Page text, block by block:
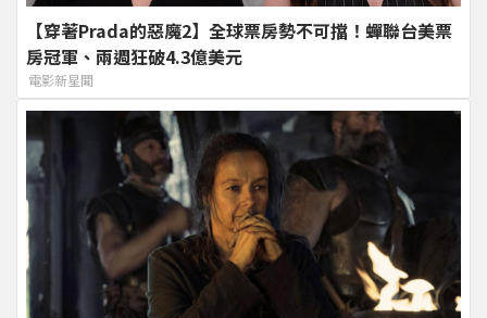
【穿著Prada的惡魔2】全球票房勢不可擋！蟬聯台美票
房冠軍、兩週狂破4.3億美元
電影新星聞